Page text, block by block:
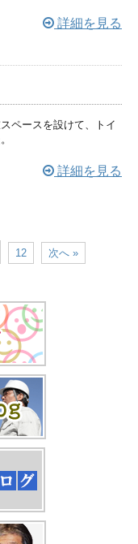
詳細を見る
ペースを設けて、トイ
詳細を見る
12 次へ »